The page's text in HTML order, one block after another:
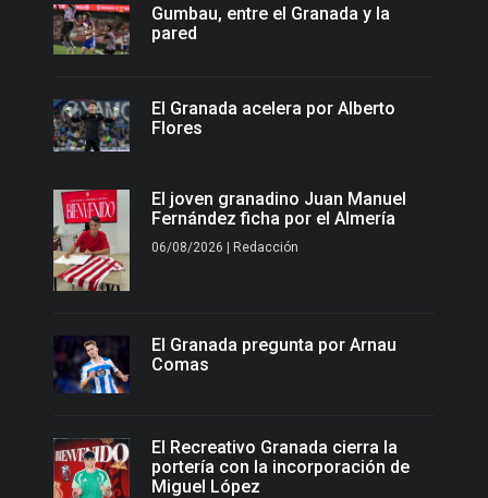
Gumbau, entre el Granada y la
pared
El Granada acelera por Alberto
Flores
El joven granadino Juan Manuel
Fernández ficha por el Almería
06/08/2026 | Redacción
El Granada pregunta por Arnau
Comas
El Recreativo Granada cierra la
portería con la incorporación de
Miguel López